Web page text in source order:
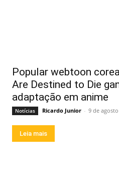
Popular webtoon
Are Destined to Die
adaptação em anime
Notícias Ricardo Junior - 9 de
Leia mais